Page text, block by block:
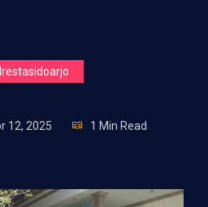
12, 2025 1 Min Read